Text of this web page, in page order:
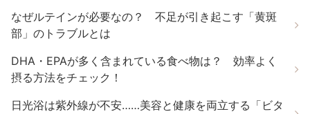
なぜルテインが必要なの？ 不足が引き起こす「黄斑
部」のトラブルとは
DHA・EPAが多く含まれている食べ物は？ 効率よく
摂る方法をチェック！
日光浴は紫外線が不安……美容と健康を両立する「ビタ